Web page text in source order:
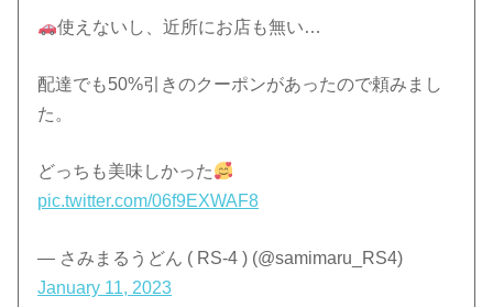
使えないし、近所にお店も無い…
配達でも50%引きのクーポンがあったので頼みまし
た。
どっちも美味しかった
pic.twitter.com/06f9EXWAF8
— さみまるうどん ( RS-4 ) (@samimaru_RS4)
January 11, 2023